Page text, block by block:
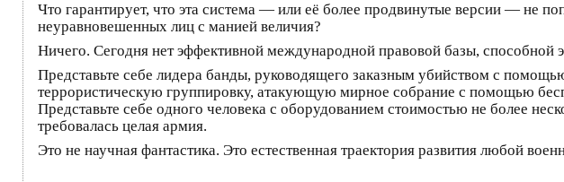
Что гарантирует, что эта система — или её более продвинутые версии — не
неуравновешенных лиц с манией величия?
Ничего. Сегодня нет эффективной международной правовой базы, способной
Представьте себе лидера банды, руководящего заказным убийством с
террористическую группировку, атакующую мирное собрание с помощью
Представьте себе одного человека с оборудованием стоимостью не более
требовалась целая армия.
Это не научная фантастика. Это естественная траектория развития любой